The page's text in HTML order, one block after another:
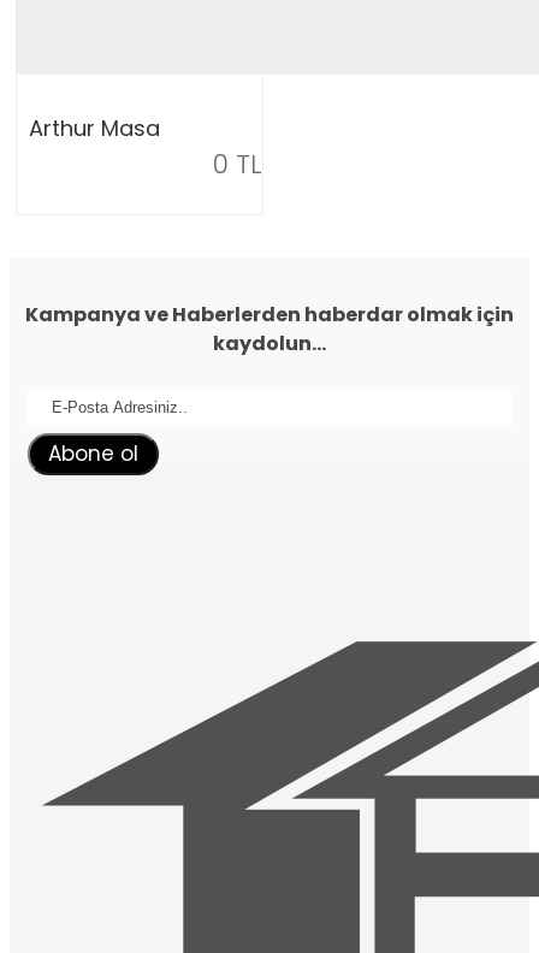
Arthur Masa
0 TL
Kampanya ve Haberlerden haberdar olmak için
kaydolun...
Abone ol